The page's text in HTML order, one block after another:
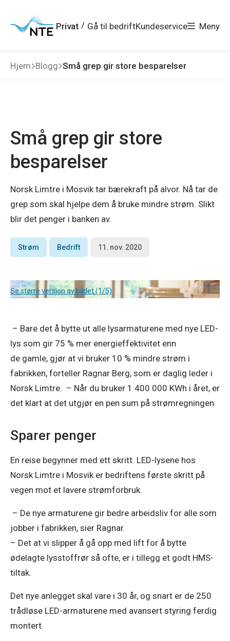
hovedmeny
søk
hovedinnhold
bunnområde
Privat / Gå til bedriftKundeservice Meny
Hjem Blogg Små grep gir store besparelser
Små grep gir store
besparelser
Norsk Limtre i Mosvik tar bærekraft på alvor. Nå tar de
grep som skal hjelpe dem å bruke mindre strøm. Slikt
blir det penger i banken av.
Strøm Bedrift 11. nov. 2020
Se større versjon av bildet (1/5)
– Bare det å bytte ut alle lysarmaturene med nye LED-
lys som gir 75 % mer energieffektivitet enn
de gamle, gjør at vi bruker 10 % mindre strøm i
fabrikken, forteller Ragnar Berg, som er daglig leder i
Norsk Limtre.  – Når du bruker 1 400 000 KWh i året, er
det klart at det utgjør en pen sum på strømregningen.
Sparer penger
En reise begynner med ett skritt. LED-lysene hos
Norsk Limtre i Mosvik er bedriftens første skritt på
vegen mot et lavere strømforbruk.
– De nye armaturene gir bedre arbeidsliv for alle som
jobber i fabrikken, sier Ragnar.
– Det at vi slipper å gå opp med lift for å bytte
ødelagte lysstoffrør så ofte, er i tillegg et godt HMS-
tiltak.
Det nye anlegget skal vare i 30 år, og snart er de 250
trådløse LED-armaturene med avansert styring ferdig
montert.